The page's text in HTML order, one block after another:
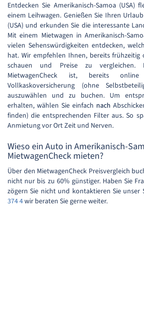
Entdecken Sie Amerikanisch-Samoa
einem Leihwagen. Genießen Sie Ihren
(USA) und erkunden Sie die interessante
Mit einem Mietwagen in Amerikanisch-
vielen Sehenswürdigkeiten entdecken,
hat. Wir empfehlen Ihnen, bereits frühzeitig
schauen und Preise zu vergleichen.
MietwagenCheck ist, bereits
Vollkaskoversicherung (ohne
auszuwählen und zu buchen. Um
erhalten, wählen Sie einfach nach
finden) die entsprechenden Filter aus. So
Anmietung vor Ort Zeit und Nerven.
Wieso ein Auto in Amerikanisch-
MietwagenCheck mieten?
Über den MietwagenCheck Preisvergleich
nicht nur bis zu 60% günstiger. Haben Sie
zögern Sie nicht und kontaktieren Sie unser
374 4wir beraten Sie gerne weiter.